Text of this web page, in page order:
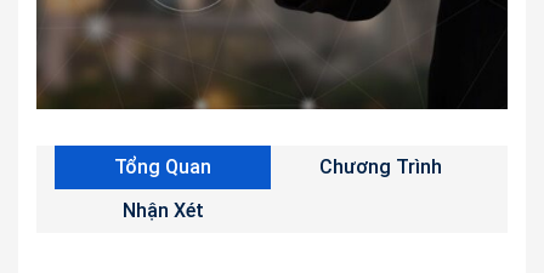
Tổng Quan
Chương Trình
Nhận Xét